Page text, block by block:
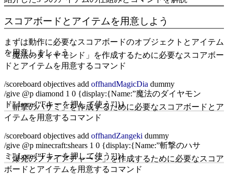
スコアボードとアイテムを用意しよう
まずは動作に必要なスコアボードのオブジェクトとアイテム
を用意しましょう。
「魔法のダイヤモンド」を作成するために必要なスコアボー
ドとアイテムを用意するコマンド
/scoreboard objectives add offhandMagicDia dummy
/give @p diamond 1 0 {display:{Name:”魔法のダイヤモン
ド”,Lore:[“Fキーを押して使う”]}}
「斬撃のハサミ」を作成するために必要なスコアボードとア
イテムを用意するコマンド
/scoreboard objectives add offhandZangeki dummy
/give @p minecraft:shears 1 0 {display:{Name:”斬撃のハサ
ミ”,Lore:[“Fキーを押して使う”]}}
「爆発のファイアチャージ」を作成するために必要なスコア
ボードとアイテムを用意するコマンド